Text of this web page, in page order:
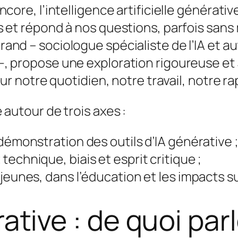
l’intelligence artificielle
répond à nos questions, parfois
– sociologue spécialiste de l’IA et
propose une exploration rigoureuse
notre quotidien, notre travail, notre
de trois axes :
des outils d’IA générative ;
biais et esprit critique ;
dans l’éducation et les impacts
: de quoi